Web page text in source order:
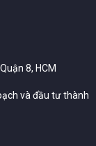
8, HCM
và đầu tư thành